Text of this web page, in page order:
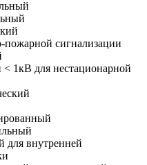
пожарной сигнализации
< 1кВ для нестационарной
для внутренней